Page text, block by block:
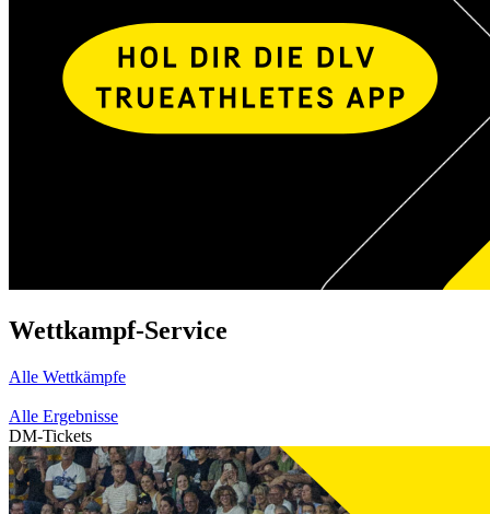
Wettkampf-Service
Alle Wettkämpfe
Alle Ergebnisse
DM-Tickets